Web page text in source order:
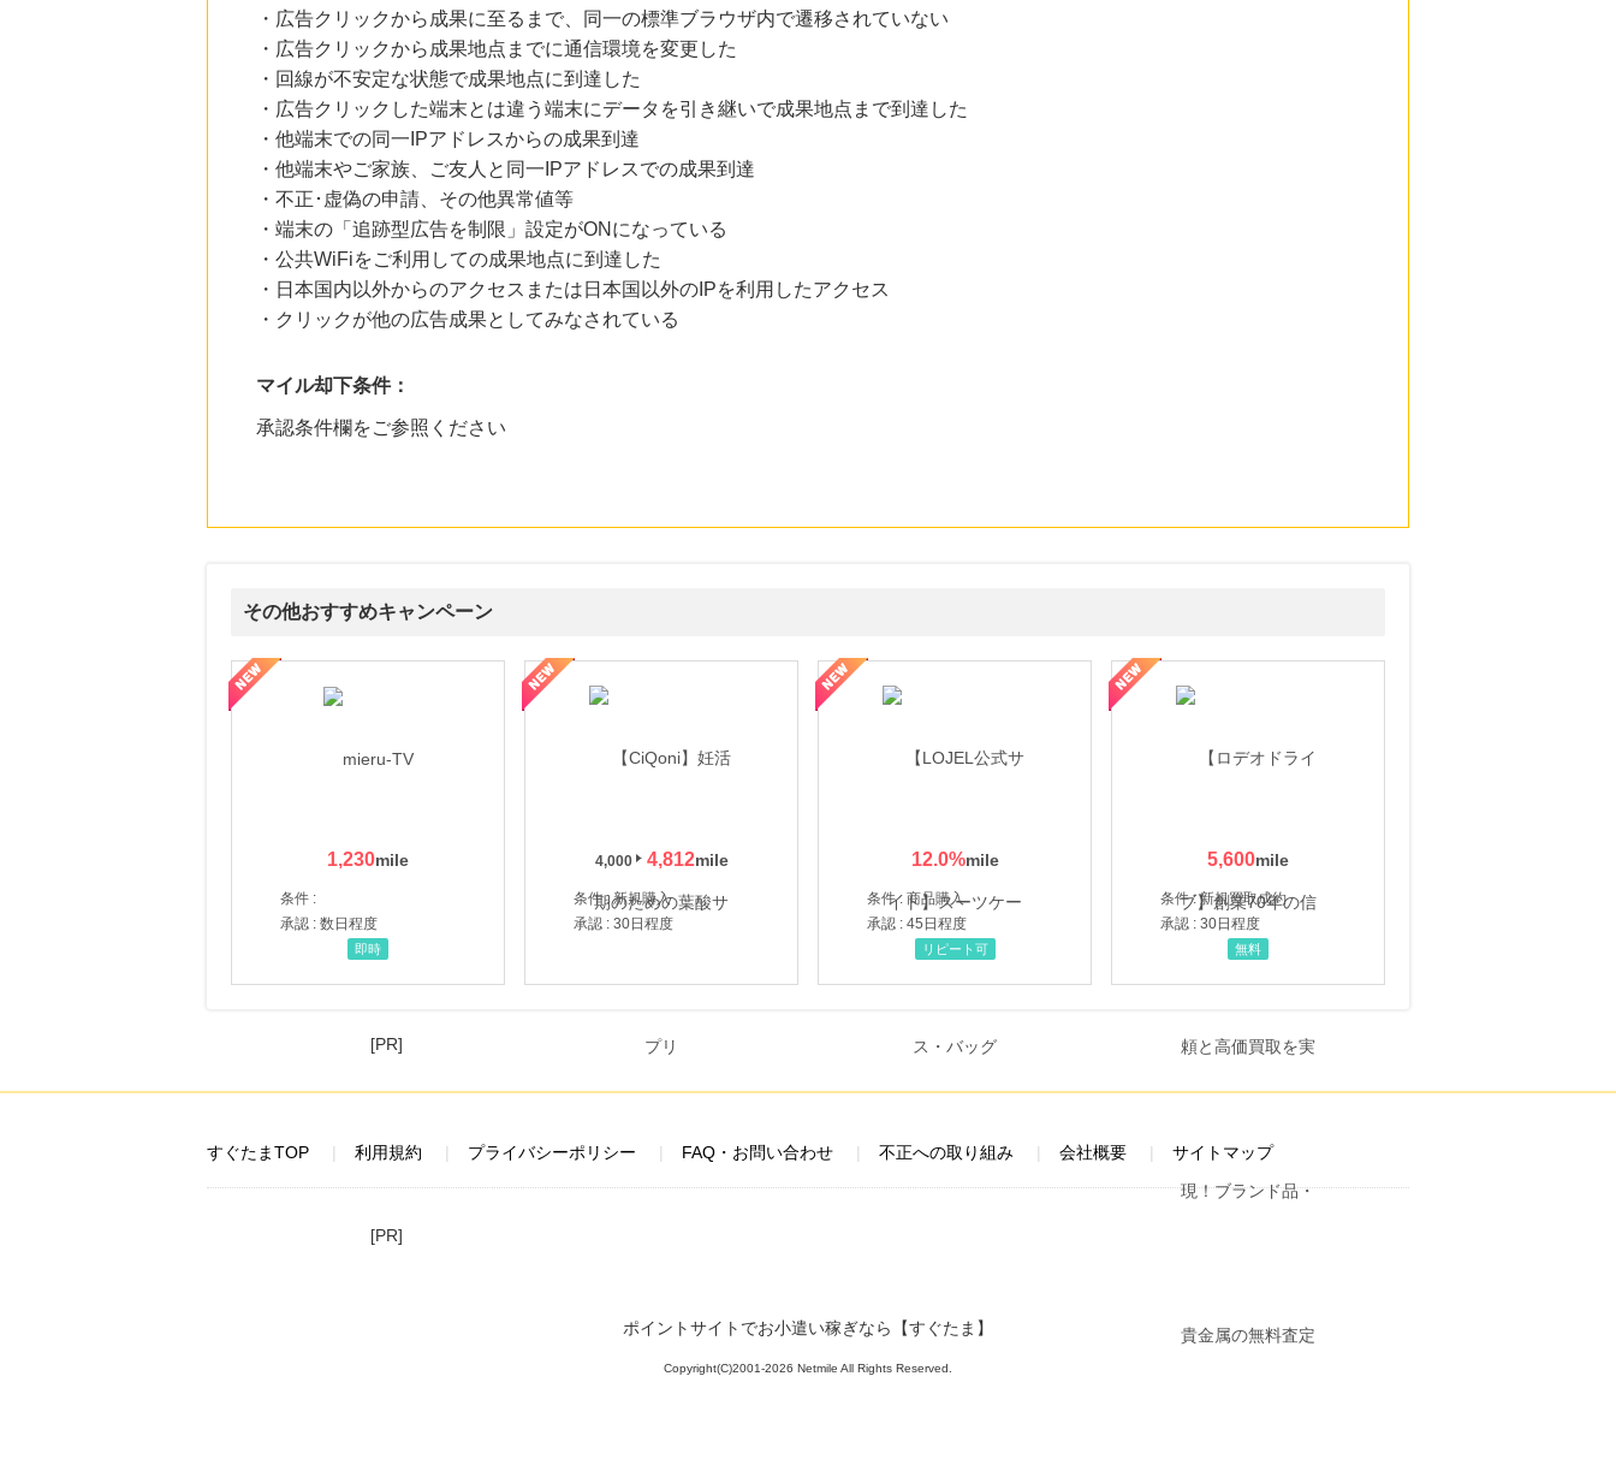
・広告クリックから成果に至るまで、同一の標準ブラウザ内で遷移されていない
・広告クリックから成果地点までに通信環境を変更した
・回線が不安定な状態で成果地点に到達した
・広告クリックした端末とは違う端末にデータを引き継いで成果地点まで到達した
・他端末での同一IPアドレスからの成果到達
・他端末やご家族、ご友人と同一IPアドレスでの成果到達
・不正･虚偽の申請、その他異常値等
・端末の「追跡型広告を制限」設定がONになっている
・公共WiFiをご利用しての成果地点に到達した
・日本国内以外からのアクセスまたは日本国以外のIPを利用したアクセス
・クリックが他の広告成果としてみなされている
マイル却下条件：
承認条件欄をご参照ください
その他おすすめキャンペーン
1,230
条件 :
承認 : 数日程度
即時
4,000 4,812
条件 : 新規購入
承認 : 30日程度
12.0%
条件 : 商品購入
承認 : 45日程度
【LOJEL公式サイト】スーツケース・バッグ
リピート可
5,600
条件 : 新規買取成約
承認 : 30日程度
【ロデオドライブ】創業70年の信頼と高価買取を実現！ブランド品・貴金属の無料査定
無料
[PR]
すぐたまTOP 利用規約 プライバシーポリシー FAQ・お問い合わせ 不正への取り組み 会社概要 サイトマップ
[PR]
ポイントサイトでお小遣い稼ぎなら【すぐたま】
Copyright(C)2001-2026 Netmile All Rights Reserved.